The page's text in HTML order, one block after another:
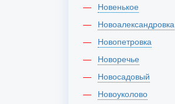
Новенькое
Новоалександровка
Новопетровка
Новоречье
Новосадовый
Новоуколово